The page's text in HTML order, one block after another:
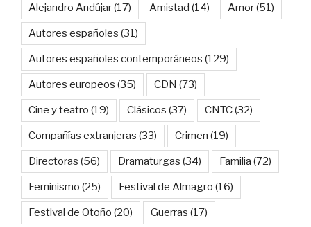
Alejandro Andújar(17) Amistad (14) Amor(51)
Autores españoles (31)
Autores españoles contemporáneos (129)
Autores europeos (35) CDN (73)
Cine y teatro (19) Clásicos (37) CNTC(32)
Compañías extranjeras (33) Crimen (19)
Directoras (56) Dramaturgas (34) Familia (72)
Feminismo (25) Festival de Almagro (16)
Festival de Otoño (20) Guerras (17)